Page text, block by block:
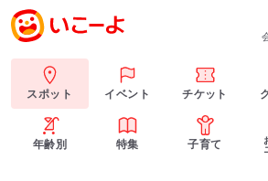
スポット イベント チケット
年齢別 特集 子育て